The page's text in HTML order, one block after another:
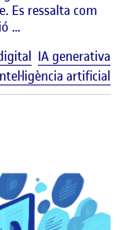
Es ressalta com
…
IA generativa
artificial